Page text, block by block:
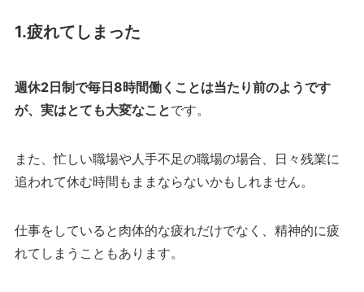
1.疲れてしまった
週休2日制で毎日8時間働くことは当たり前のようです
が、実はとても大変なことです。
また、忙しい職場や人手不足の職場の場合、日々残業に
追われて休む時間もままならないかもしれません。
仕事をしていると肉体的な疲れだけでなく、精神的に疲
れてしまうこともあります。